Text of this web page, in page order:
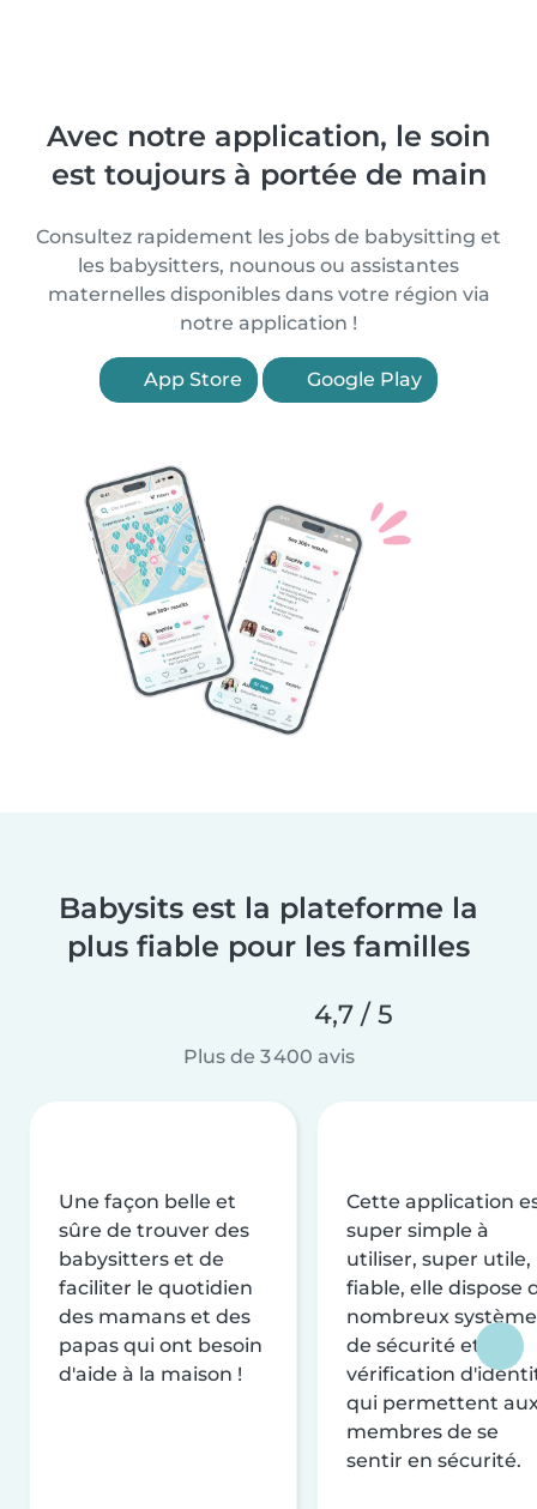
Avec notre application, le soin
est toujours à portée de main
Consultez rapidement les jobs de babysitting et
les babysitters, nounous ou assistantes
maternelles disponibles dans votre région via
notre application !
App Store Google Play
Babysits est la plateforme la
plus fiable pour les familles
4,7 / 5
Plus de 3 400 avis
Une façon belle et
sûre de trouver des
babysitters et de
faciliter le quotidien
des mamans et des
papas qui ont besoin
d'aide à la maison !
Cette application
super simple à
utiliser, super utile,
fiable, elle dispose
nombreux
de sécurité et de
vérification
qui permettent
membres de se
sentir en sécurité.